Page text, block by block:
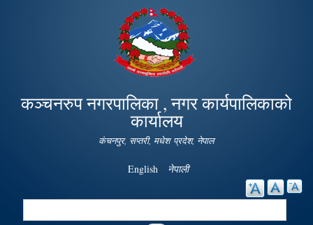
Skip to
main
content
कञ्चनरुप नगरपालिका , नगर कार्यपालिकाको
कार्यालय
कंचनपुर, सप्तरी, मधेश प्रदेश, नेपाल
English नेपाली
Search